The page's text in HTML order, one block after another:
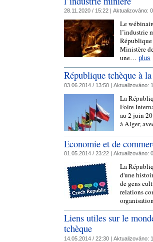
28.11.2020 / 15:22 | Aktualizováno:
Le
l’industrie
Ministère
une… plus
République tchèque à
03.06.2014 / 13:50 | Aktualizováno:
La
Foire
au 2 juin
à Alger,
Economie et de
01.05.2014 / 23:22 | Aktualizováno:
La
d'une
de gens
relations
Liens utiles sur le
tchèque
14.05.2014 / 22:30 | Aktualizováno: